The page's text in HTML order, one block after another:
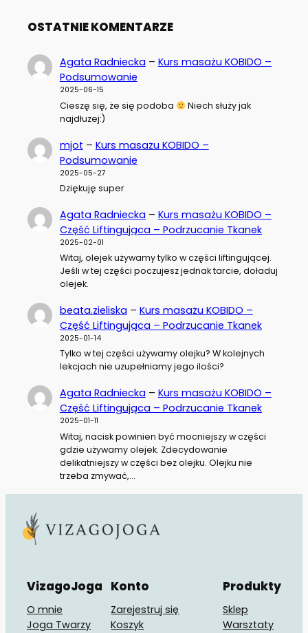
OSTATNIE KOMENTARZE
Agata Radniecka – Kurs masażu KOBIDO –
Podsumowanie
2025-06-15
Cieszę się, że się podoba
Niech służy jak
najdłuzej:)
mjot – Kurs masażu KOBIDO –
Podsumowanie
2025-05-27
Dziękuję super
Agata Radniecka – Kurs masażu KOBIDO –
Część Liftingująca – Podrzucanie Tkanek
2025-02-01
Witaj, olejek używamy tylko w części liftingującej.
Jeśli w tej części poczujesz jednak tarcie, doładuj
olejek.
beata.zieliska – Kurs masażu KOBIDO –
Część Liftingująca – Podrzucanie Tkanek
2025-01-14
Tylko w tej części używamy olejku? W kolejnych
lekcjach nie uzupełniamy jego ilości?
Agata Radniecka – Kurs masażu KOBIDO –
Część Liftingująca – Podrzucanie Tkanek
2025-01-11
Witaj, nacisk powinien być mocniejszy w części
gdzie używamy olejek. Zdecydowanie
delikatniejszy w części bez olejku. Olejku nie
trzeba zmywać,…
VizagoJoga
O mnie
Joga Twarzy
Konto
Zarejestruj się
Koszyk
Produkty
Sklep
Warsztaty